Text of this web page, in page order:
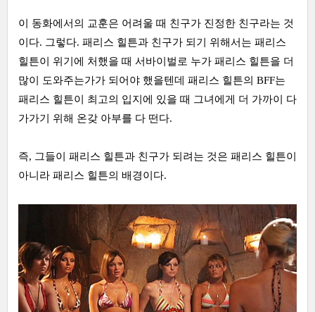
이 동화에서의 교훈은 어려울 때 친구가 진정한 친구라는 것
이다. 그렇다. 패리스 힐튼과 친구가 되기 위해서는 패리스
힐튼이 위기에 처했을 때 서바이벌로 누가 패리스 힐튼을 더
많이 도와주는가가 되어야 했을텐데 패리스 힐튼의 BFF는
패리스 힐튼이 최고의 입지에 있을 때 그녀에게 더 가까이 다
가가기 위해 온갖 아부를 다 떤다.
즉, 그들이 패리스 힐튼과 친구가 되려는 것은 패리스 힐튼이
아니라 패리스 힐튼의 배경이다.